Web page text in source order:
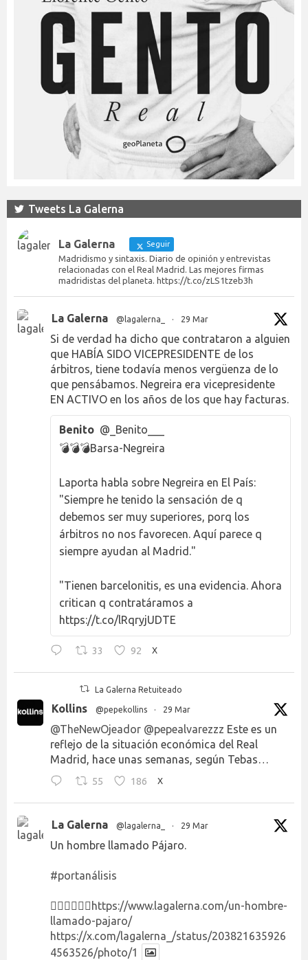
Tweets La Galerna
La Galerna Seguir
Madridismo y sintaxis. Diario de opinión y entrevistas
relacionadas con el Real Madrid. Las mejores firmas
madridistas del planeta. https://t.co/zLS1tzeb3h
La Galerna @lagalerna_ · 29 Mar
Si de verdad ha dicho que contrataron a alguien
que HABÍA SIDO VICEPRESIDENTE de los
árbitros, tiene todavía menos vergüenza de lo
que pensábamos. Negreira era vicepresidente
EN ACTIVO en los años de los que hay facturas.
Benito @_Benito___
💣💣💣Barsa-Negreira
Laporta habla sobre Negreira en El País:
"Siempre he tenido la sensación de q
debemos ser muy superiores, porq los
árbitros no nos favorecen. Aquí parece q
siempre ayudan al Madrid."
"Tienen barcelonitis, es una evidencia. Ahora
critican q contratáramos a
https://t.co/lRqryjUDTE
33 92 X
La Galerna Retuiteado
Kollins @pepekollins · 29 Mar
@TheNewOjeador @pepealvarezzz Este es un
reflejo de la situación económica del Real
Madrid, hace unas semanas, según Tebas…
55 186 X
La Galerna @lagalerna_ · 29 Mar
Un hombre llamado Pájaro.
#portanálisis
👉🏻👉🏻👉🏻 https://www.lagalerna.com/un-hombre-
llamado-pajaro/
https://x.com/lagalerna_/status/203821635926
4563526/photo/1